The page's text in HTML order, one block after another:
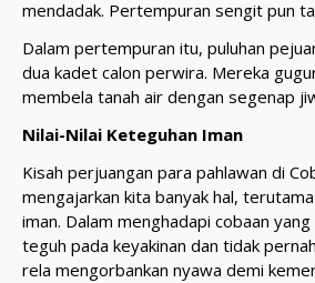
mendadak. Pertempuran sengit pun
Dalam pertempuran itu, puluhan
dua kadet calon perwira. Mereka
membela tanah air dengan segenap
Nilai-Nilai Keteguhan Iman
Kisah perjuangan para pahlawan di
mengajarkan kita banyak hal,
iman. Dalam menghadapi cobaan
teguh pada keyakinan dan tidak
rela mengorbankan nyawa demi